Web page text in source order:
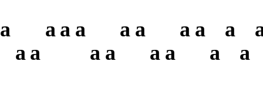
a
a a
a
a a
a
a
a
a